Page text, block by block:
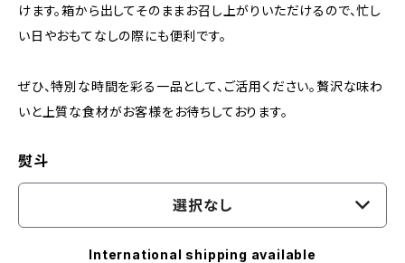
けます。箱から出してそのままお召し上がりいただけるので、忙し
い日やおもてなしの際にも便利です。
ぜひ、特別な時間を彩る一品として、ご活用ください。贅沢な味わ
いと上質な食材がお客様をお待ちしております。
熨斗
選択なし
International shipping available